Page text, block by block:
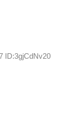
ID:3gjCdNv20